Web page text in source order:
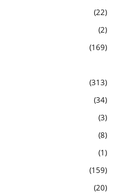
22
2
169
313
34
3
8
1
159
20